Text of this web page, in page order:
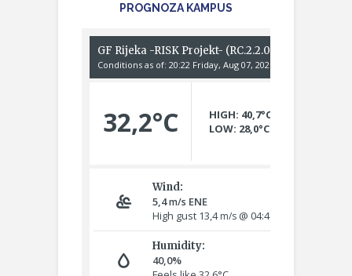
PROGNOZA KAMPUS